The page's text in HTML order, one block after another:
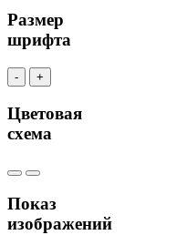
Размер
шрифта
- +
Цветовая
схема
Показ
изображений